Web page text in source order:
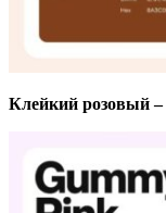
Клейкий розовый –